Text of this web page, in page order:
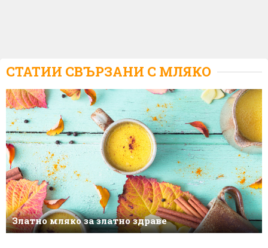
СТАТИИ СВЪРЗАНИ С МЛЯКО
Златно мляко за златно здраве